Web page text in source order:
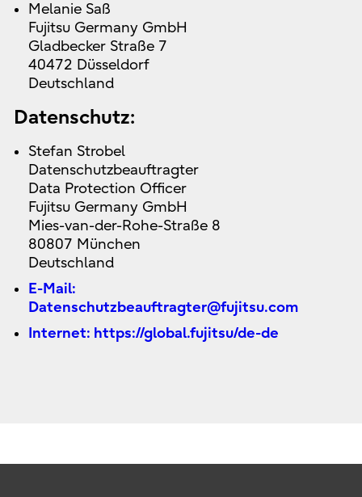
Melanie Saß
Fujitsu Germany GmbH
Gladbecker Straße 7
40472 Düsseldorf
Deutschland
Datenschutz:
Stefan Strobel
Datenschutzbeauftragter
Data Protection Officer
Fujitsu Germany GmbH
Mies-van-der-Rohe-Straße 8
80807 München
Deutschland
E-Mail:
Datenschutzbeauftragter@fujitsu.com
Internet: https://global.fujitsu/de-de